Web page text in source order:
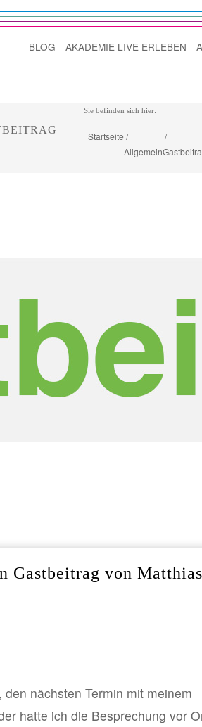
BLOG AKADEMIE LIVE ERLEBEN
Sie befinden sich hier:
Startseite
Allgemein
Gastbeitrag von Matthias
nächsten Termin mit meinem
hatte ich die Besprechung vor